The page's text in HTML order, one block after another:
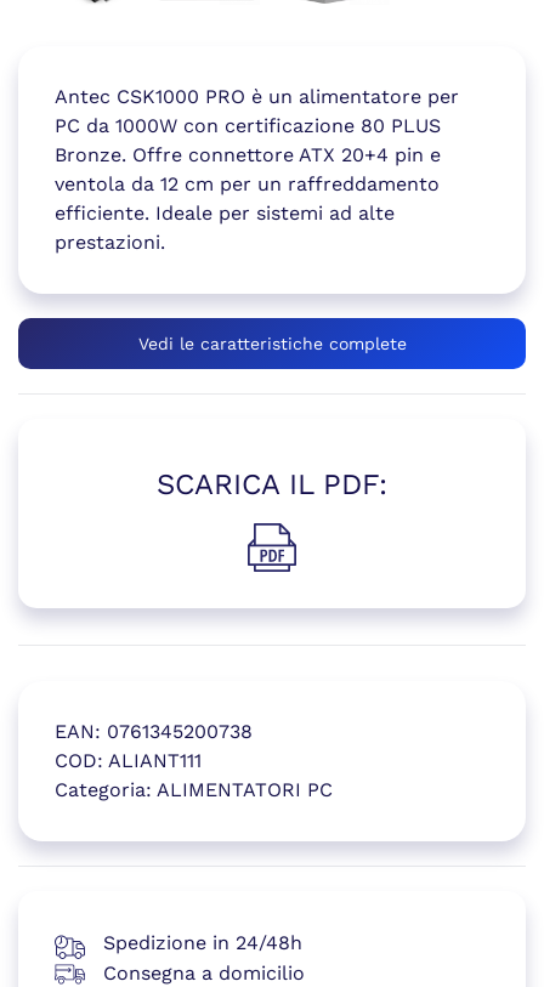
Antec CSK1000 PRO è un alimentatore per
PC da 1000W con certificazione 80 PLUS
Bronze. Offre connettore ATX 20+4 pin e
ventola da 12 cm per un raffreddamento
efficiente. Ideale per sistemi ad alte
prestazioni.
Vedi le caratteristiche complete
EAN: 0761345200738
COD: ALIANT111
Categoria: ALIMENTATORI PC
(si apre in una nuova
SCARICA IL PDF:
(si apre in una nuova
Spedizione in 24/48h
Consegna a domicilio